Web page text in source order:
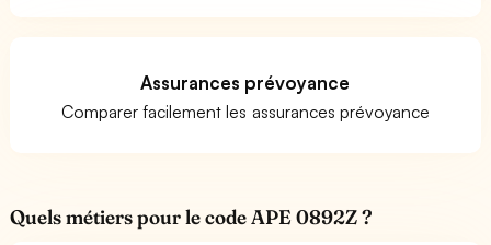
Assurances prévoyance
Comparer facilement les assurances prévoyance
Quels métiers pour le code APE 0892Z ?